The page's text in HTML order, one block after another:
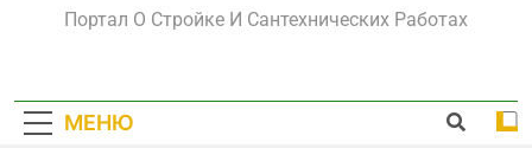
Портал О Стройке И Сантехнических Работах
МЕНЮ